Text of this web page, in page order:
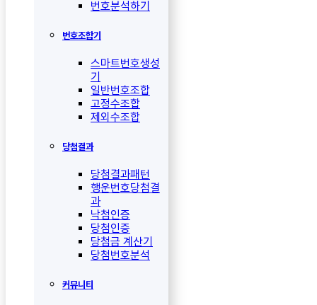
번호분석하기
번호조합기
스마트번호생성
기
일반번호조합
고정수조합
제외수조합
당첨결과
당첨결과패턴
행운번호당첨결
과
낙첨인증
당첨인증
당첨금 계산기
당첨번호분석
커뮤니티